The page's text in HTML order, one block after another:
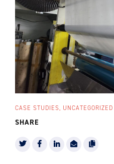
CASE STUDIES, UNCATEGORIZED
SHARE